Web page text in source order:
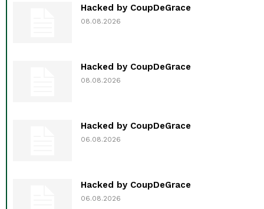
Hacked by CoupDeGrace
08.08.2026
Hacked by CoupDeGrace
08.08.2026
Hacked by CoupDeGrace
06.08.2026
Hacked by CoupDeGrace
06.08.2026